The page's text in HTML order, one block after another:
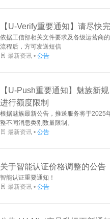
【U-Verify重要通知】请尽快
依据工信部相关文件要求及各级运营商
流程后，方可发送短信
 最新资讯 • 公告
【U-Push重要通知】魅族新
进行额度限制
根据魅族最新公告，推送服务将于2025
整不同消息类别数量限制。
 最新资讯 • 公告
关于智能认证价格调整的公告
智能认证重要通知！
 最新资讯 • 公告